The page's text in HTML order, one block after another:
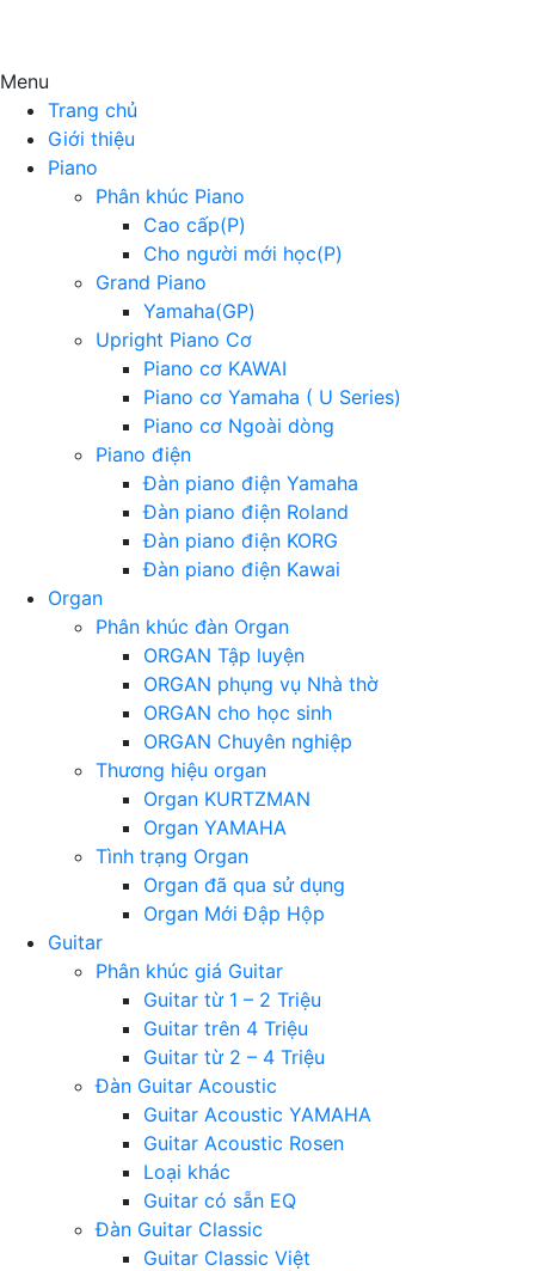
Menu
Trang chủ
Giới thiệu
Piano
Phân khúc Piano
Cao cấp(P)
Cho người mới học(P)
Grand Piano
Yamaha(GP)
Upright Piano Cơ
Piano cơ KAWAI
Piano cơ Yamaha ( U Series)
Piano cơ Ngoài dòng
Piano điện
Đàn piano điện Yamaha
Đàn piano điện Roland
Đàn piano điện KORG
Đàn piano điện Kawai
Organ
Phân khúc đàn Organ
ORGAN Tập luyện
ORGAN phụng vụ Nhà thờ
ORGAN cho học sinh
ORGAN Chuyên nghiệp
Thương hiệu organ
Organ KURTZMAN
Organ YAMAHA
Tình trạng Organ
Organ đã qua sử dụng
Organ Mới Đập Hộp
Guitar
Phân khúc giá Guitar
Guitar từ 1 – 2 Triệu
Guitar trên 4 Triệu
Guitar từ 2 – 4 Triệu
Đàn Guitar Acoustic
Guitar Acoustic YAMAHA
Guitar Acoustic Rosen
Loại khác
Guitar có sẵn EQ
Đàn Guitar Classic
Guitar Classic Việt